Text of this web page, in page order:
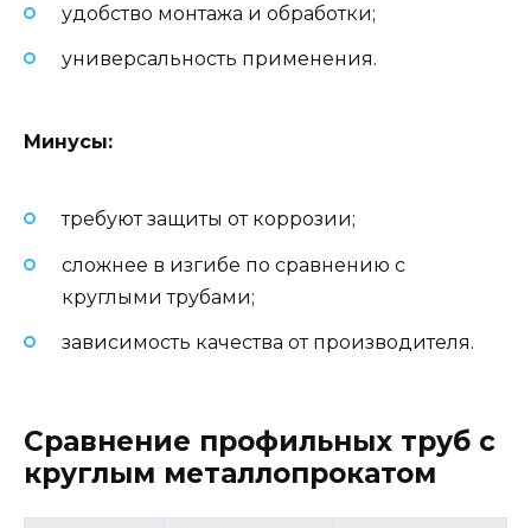
удобство монтажа и обработки;
универсальность применения.
Минусы:
требуют защиты от коррозии;
сложнее в изгибе по сравнению с
круглыми трубами;
зависимость качества от производителя.
Сравнение профильных труб с
круглым металлопрокатом